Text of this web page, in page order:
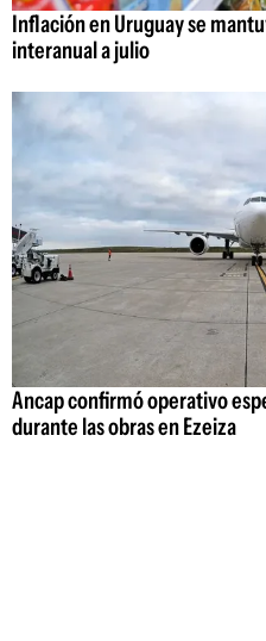
Inflación en Uruguay se
interanual a julio
Ancap confirmó operativo
durante las obras en Ezeiza